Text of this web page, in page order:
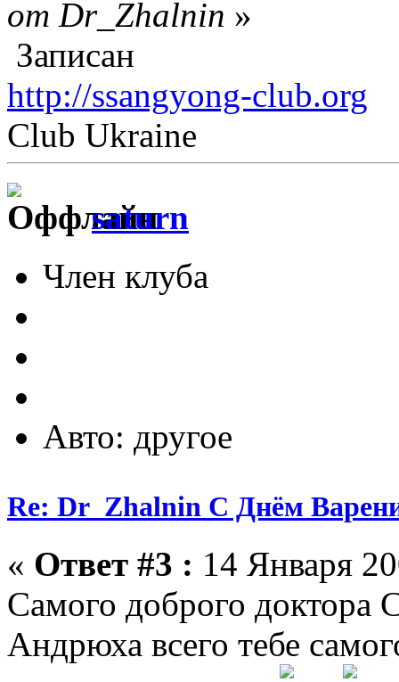
от Dr_Zhalnin »
Записан
http://ssangyong-club.org
Club Ukraine
saturn
Член клуба
Авто: другое
Re: Dr_Zhalnin С Днём
« Ответ #3 : 14 Января
Самого доброго
Андрюха всего тебе